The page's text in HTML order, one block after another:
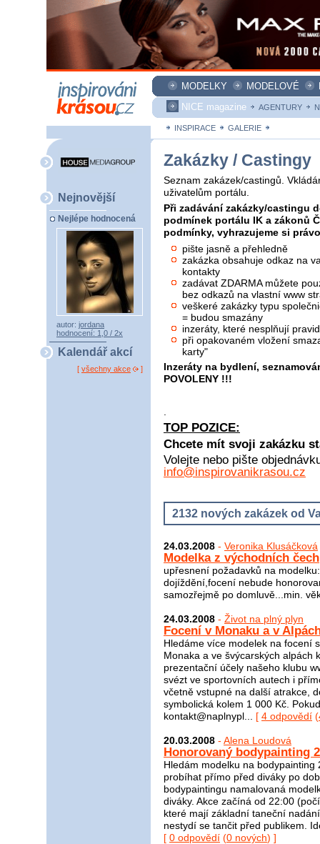
MODELKY MODELOVÉ
NICE magazine
AGENTURY
INSPIRACE GALERIE
Nejnovější
Nejlépe hodnocená
autor: jordana
hodnocení: 1,0 / 2x
Kalendář akcí
[ všechny akce ]
Zakázky / Castingy
Seznam zakázek/castingů.
uživatelům portálu.
Při zadávání zakázky/castingu
podmínek portálu IK a zákonů
podmínky, vyhrazujeme si
pište jasně a přehledně
zakázka obsahuje odkaz na
kontakty
zadávat ZDARMA můžete
bez odkazů na vlastní www
veškeré zakázky typu
= budou smazány
inzeráty, které nesplňují
při opakovaném vložení
karty"
Inzeráty na bydlení,
POVOLENY !!!
TOP POZICE:
Chcete mít svoji zakázku
Volejte nebo pište
info@inspirovanikrasou.cz
2132 nových zakázek od
24.03.2008 - Veronika Klusáčková
Modelka z východních čech
upřesnení požadavků na
dojíždění,focení nebude
samozřejmě po domluvě...min.
24.03.2008 - Život na plný plyn
Focení v Monaku a v
Hledáme více modelek na focení
Monaka a ve švýcarských alpách
prezentační účely našeho klubu
svézt ve sportovních autech i
včetně vstupné na další atrakce,
symbolická kolem 1 000 Kč.
kontakt@naplnypl... [ 4 odpovědí (
20.03.2008 - Alena Loudová
Honorovaný bodypainting
Hledám modelku na
probíhat přímo před diváky po
bodypaintingu namalovaná
diváky. Akce začíná od 22:00
které mají základní taneční
nestydí se tančit před publikem.
[ 0 odpovědí (0 nových) ]